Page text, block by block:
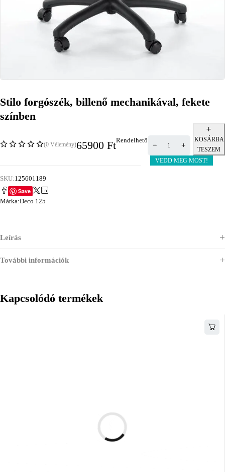
Stilo forgószék, billenő mechanikával, fekete
színben
(0 Vélemény)65900 FtRendelhető
KOSÁRBA
TESZEM
VEDD MEG MOST!
SKU:125601189
Save
Márka:Deco 125
Leírás
További információk
Kapcsolódó termékek